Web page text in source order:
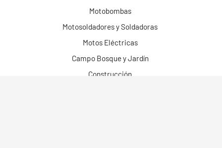
Motobombas
Motosoldadores y Soldadoras
Motos Eléctricas
Campo Bosque y Jardín
Construcción